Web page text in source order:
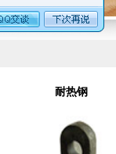
耐热钢